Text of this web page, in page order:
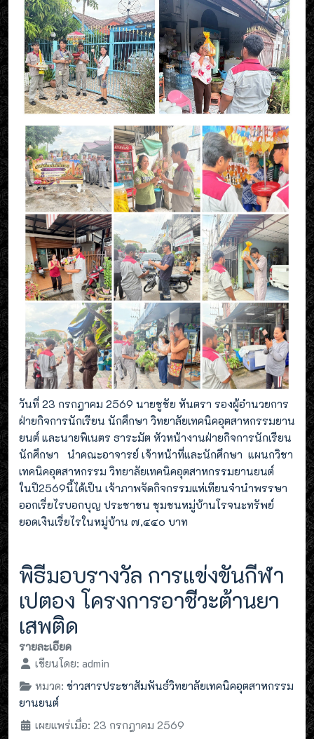
วันที่ 23 กรกฎาคม 2569 นายชูชัย หันตรา รองผู้อำนวยการ
ฝ่ายกิจการนักเรียน นักศึกษา วิทยาลัยเทคนิคอุตสาหกรรมยาน
ยนต์ และนายพิเนตร ธาระมัต หัวหน้างานฝ่ายกิจการนักเรียน
นักศึกษา นำคณะอาจารย์ เจ้าหน้าที่และนักศึกษา แผนกวิชา
เทคนิคอุตสาหกรรม วิทยาลัยเทคนิคอุตสาหกรรมยานยนต์
ในปี2569นี้ได้เป็น เจ้าภาพจัดกิจกรรมแห่เทียนจำนำพรรษา
ออกเรี่ยไรบอกบุญ ประชาชน ชุมชนหมู่บ้านโรจนะทรัพย์
ยอดเงินเรี่ยไรในหมู่บ้าน ๗,๔๔๐ บาท
พิธีมอบรางวัล การแข่งขันกีฬา
เปตอง โครงการอาชีวะต้านยา
เสพติด
รายละเอียด
เขียนโดย: admin
หมวด: ข่าวสารประชาสัมพันธ์วิทยาลัยเทคนิคอุตสาหกรรม
ยานยนต์
เผยแพร่เมื่อ: 23 กรกฎาคม 2569